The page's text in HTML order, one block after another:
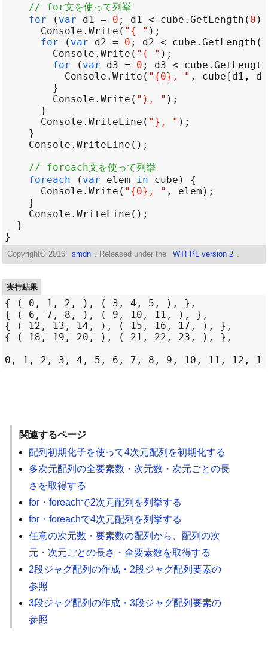
// for文を使って列挙
for ( var d1 = 0 ; d1 < cube . GetLength ( 0
Console . Write ( "{ "
for ( var d2 = 0 ; d2 < cube . GetLength (
Console . Write ( "( "
for ( var d3 = 0 ; d3 < cube . GetLength
Console . Write ( "{0}, " , cube [ d1 , d2
Console . Write ( "), "
Console . WriteLine ( "}, "
Console . WriteLine
// foreach文を使って列挙
foreach ( var elem in cube
Console . Write ( "{0}, " , elem
Console . WriteLine
Copyright© 2016 smdn . Released under the WTFPL version 2
実行結果
{ ( 0, 1, 2, ), ( 3, 4, 5, ), },
{ ( 6, 7, 8, ), ( 9, 10, 11, ), },
{ ( 12, 13, 14, ), ( 15, 16, 17, ), },
{ ( 18, 19, 20, ), ( 21, 22, 23, ), },
関連するページ
配列初期化子を使って4次元配列を初期化する
多次元配列の全要素数・次元数・次元ごとの長
さを取得する
for・foreachで2次元配列を列挙する
for・foreachで4次元配列を列挙する
任意の次元数・要素数の配列から、配列の次
元・次元ごとの長さ・全要素数を取得する
2段ジャグ配列の作成・2段ジャグ配列要素の
参照
3段ジャグ配列の作成・3段ジャグ配列要素の
参照